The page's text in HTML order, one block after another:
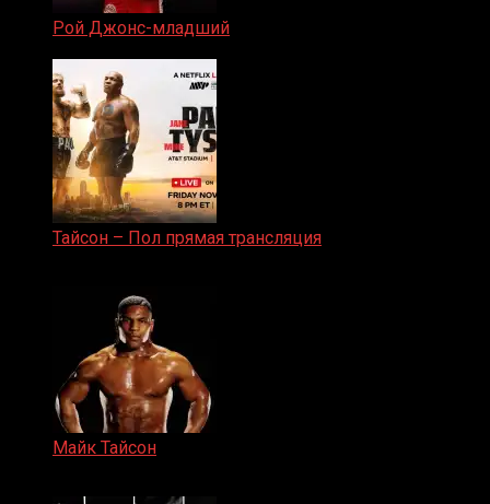
Рой Джонс-младший
Тайсон – Пол прямая трансляция
Майк Тайсон